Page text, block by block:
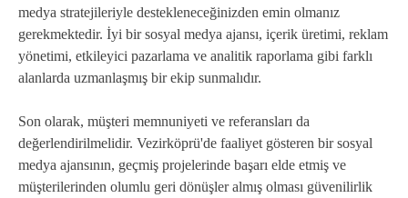
medya stratejileriyle destekleneceğinizden emin olmanız
gerekmektedir. İyi bir sosyal medya ajansı, içerik üretimi, reklam
yönetimi, etkileyici pazarlama ve analitik raporlama gibi farklı
alanlarda uzmanlaşmış bir ekip sunmalıdır.
Son olarak, müşteri memnuniyeti ve referansları da
değerlendirilmelidir. Vezirköprü'de faaliyet gösteren bir sosyal
medya ajansının, geçmiş projelerinde başarı elde etmiş ve
müşterilerinden olumlu geri dönüşler almış olması güvenilirlik